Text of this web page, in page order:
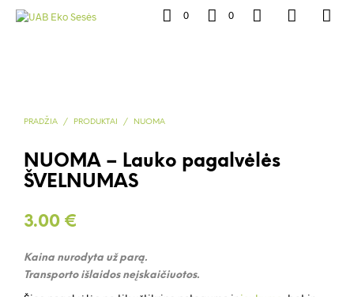
0 0
PRADŽIA / PRODUKTAI / NUOMA
NUOMA – Lauko pagalvėlės
ŠVELNUMAS
3.00 €
Kaina nurodyta už parą.
Transporto išlaidos neįskaičiuotos.